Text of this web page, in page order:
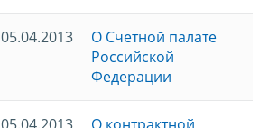
05.04.2013
О Счетной палате
Российской
Федерации
05.04.2013
О контрактной